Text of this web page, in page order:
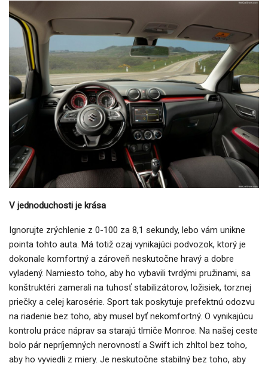
V jednoduchosti je krása
Ignorujte zrýchlenie z 0-100 za 8,1 sekundy, lebo vám unikne
pointa tohto auta. Má totiž ozaj vynikajúci podvozok, ktorý je
dokonale komfortný a zároveň neskutočne hravý a dobre
vyladený. Namiesto toho, aby ho vybavili tvrdými pružinami, sa
konštruktéri zamerali na tuhosť stabilizátorov, ložisiek, torznej
priečky a celej karosérie. Sport tak poskytuje prefektnú odozvu
na riadenie bez toho, aby musel byť nekomfortný. O vynikajúcu
kontrolu práce náprav sa starajú tlmiče Monroe. Na našej ceste
bolo pár nepríjemných nerovností a Swift ich zhltol bez toho,
aby ho vyviedli z miery. Je neskutočne stabilný bez toho, aby